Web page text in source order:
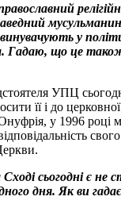
у
Гадаю, що це
УПЦ
її і до
у 1996
сьогодні є не
дня. Як ви